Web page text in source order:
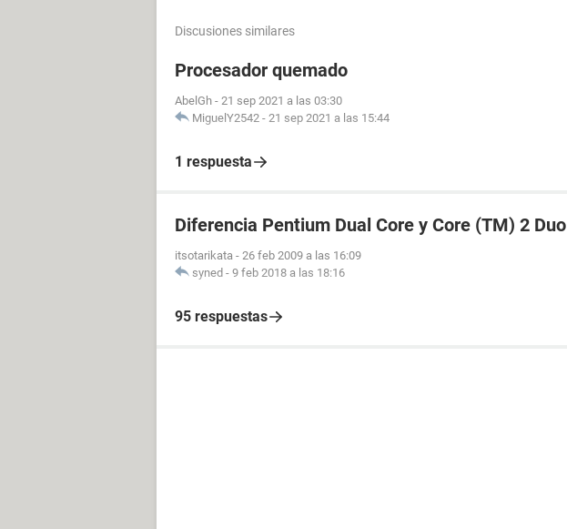
Discusiones similares
Procesador quemado
AbelGh - 21 sep 2021 a las 03:30
MiguelY2542 - 21 sep 2021 a las 15:44
1 respuesta
Diferencia Pentium Dual Core y Core (TM) 2 Duo
itsotarikata - 26 feb 2009 a las 16:09
syned - 9 feb 2018 a las 18:16
95 respuestas